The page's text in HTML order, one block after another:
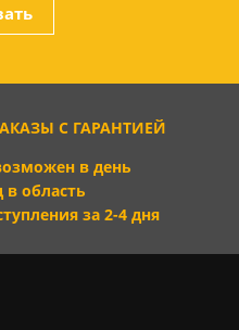
С ГАРАНТИЕЙ
в день
область
за 2-4 дня